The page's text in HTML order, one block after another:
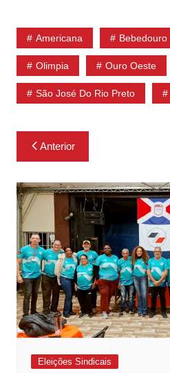
Americana Bebedouro
Olimpia Ouro Oeste
São José Do Rio Preto
Navegação
de
Post
Anterior
Eleições Sindicais